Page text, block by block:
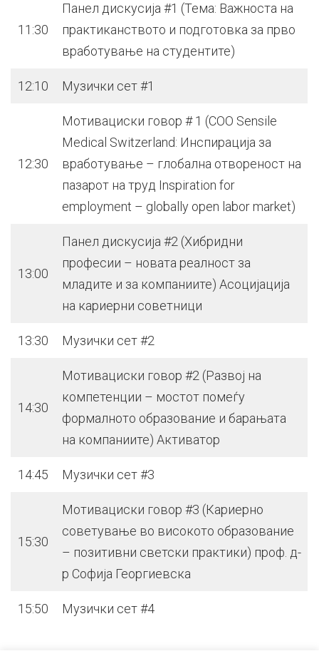
11:30
Панел дискусија #1 (Тема: Важноста на
практиканството и подготовка за прво
вработување на студентите)
12:10 Музички сет #1
12:30
Мотивациски говор # 1 (COO Sensile
Medical Switzerland: Инспирација за
вработување – глобална отвореност на
пазарот на труд Inspiration for
employment – globally open labor market)
13:00
Панел дискусија #2 (Хибридни
професии – новата реалност за
младите и за компаниите) Асоцијација
на кариерни советници
13:30 Музички сет #2
14:30
Мотивациски говор #2 (Развој на
компетенции – мостот помеѓу
формалното образование и барањата
на компаниите) Активатор
14:45 Музички сет #3
15:30
Мотивациски говор #3 (Кариерно
советување во високото образование
– позитивни светски практики) проф. д-
р Софија Георгиевска
15:50 Музички сет #4